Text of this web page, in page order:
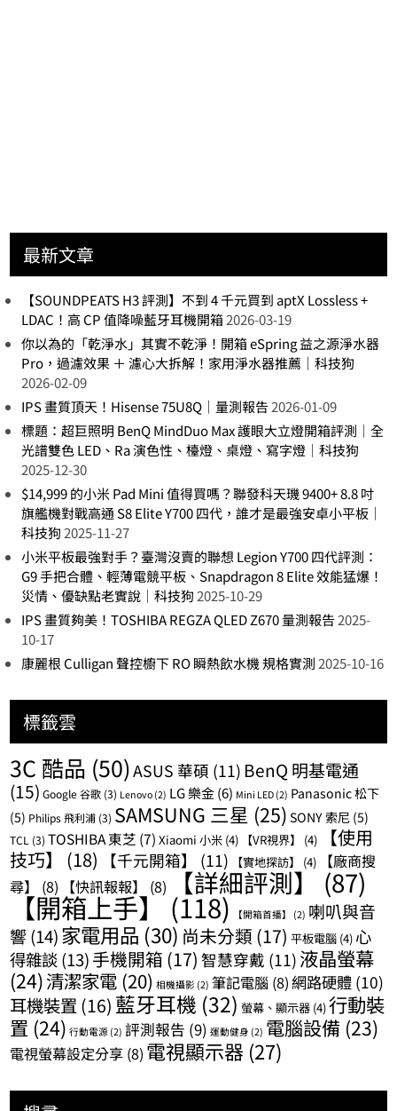
最新文章
【SOUNDPEATS H3 評測】不到 4 千元買到 aptX Lossless +
LDAC！高 CP 值降噪藍牙耳機開箱2026-03-19
你以為的「乾淨水」其實不乾淨！開箱 eSpring 益之源淨水器
Pro，過濾效果 ＋ 濾心大拆解！家用淨水器推薦｜科技狗
2026-02-09
IPS 畫質頂天！Hisense 75U8Q｜量測報告2026-01-09
標題：超巨照明 BenQ MindDuo Max 護眼大立燈開箱評測｜全
光譜雙色 LED、Ra 演色性、檯燈、桌燈、寫字燈｜科技狗
2025-12-30
$14,999 的小米 Pad Mini 值得買嗎？聯發科天璣 9400+ 8.8 吋
旗艦機對戰高通 S8 Elite Y700 四代，誰才是最強安卓小平板｜
科技狗 2025-11-27
小米平板最強對手？臺灣沒賣的聯想 Legion Y700 四代評測：
G9 手把合體、輕薄電競平板、Snapdragon 8 Elite 效能猛爆！
災情、優缺點老實說｜科技狗 2025-10-29
IPS 畫質夠美！TOSHIBA REGZA QLED Z670 量測報告2025-
10-17
康麗根 Culligan 聲控櫥下 RO 瞬熱飲水機 規格實測 2025-10-16
標籤雲
3C 酷品 (50)ASUS 華碩 (11) BenQ 明基電通
(15) Google 谷歌 (3) Lenovo (2) LG 樂金(6) Mini LED (2) Panasonic 松下
(5) Philips 飛利浦 (3) SAMSUNG 三星 (25) SONY 索尼 (5)
TCL (3) TOSHIBA 東芝 (7) Xiaomi 小米 (4) 【VR視界】 (4)
【使用
技巧】
(18) 【千元開箱】 (11) 【實地探訪】 (4)
【廠商搜
尋】
(8) 【快訊報報】 (8) 【詳細評測】 (87)
【開箱上手】(118) 【開箱首播】 (2) 喇叭與音
響 (14)家電用品 (30) 尚未分類 (17) 平板電腦 (4) 心
得雜談 (13)手機開箱 (17) 智慧穿戴 (11) 液晶螢幕
(24)清潔家電 (20) 相機攝影 (2) 筆記電腦 (8)網路硬體 (10)
耳機裝置 (16) 藍牙耳機 (32) 螢幕、顯示器 (4)行動裝
置 (24) 行動電源 (2) 評測報告 (9) 運動健身 (2) 電腦設備 (23)
電視螢幕設定分享 (8) 電視顯示器 (27)